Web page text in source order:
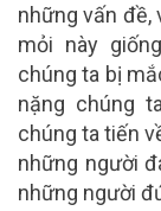
những vấn đề,
mỏi này
chúng ta bị
nặng chúng
chúng ta tiến
những người
những người